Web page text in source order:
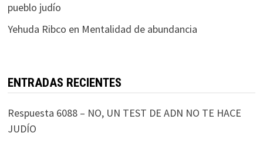
pueblo judío
Yehuda Ribco en Mentalidad de abundancia
ENTRADAS RECIENTES
Respuesta 6088 – NO, UN TEST DE ADN NO TE HACE
JUDÍO